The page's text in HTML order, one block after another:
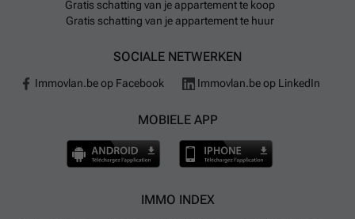
Gratis schatting van je appartement te koop
Gratis schatting van je appartement te huur
SOCIALE NETWERKEN
Immovlan.be op Facebook Immovlan.be op LinkedIn
MOBIELE APP
IMMO INDEX